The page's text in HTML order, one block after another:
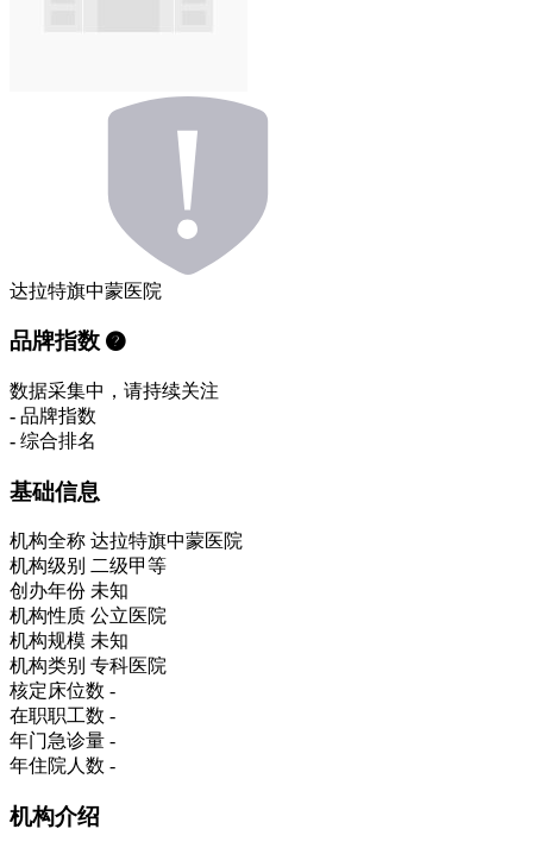
达拉特旗中蒙医院
品牌指数
数据采集中，请持续关注
- 品牌指数
- 综合排名
基础信息
机构全称 达拉特旗中蒙医院
机构级别 二级甲等
创办年份 未知
机构性质 公立医院
机构规模 未知
机构类别 专科医院
核定床位数 -
在职职工数 -
年门急诊量 -
年住院人数 -
机构介绍